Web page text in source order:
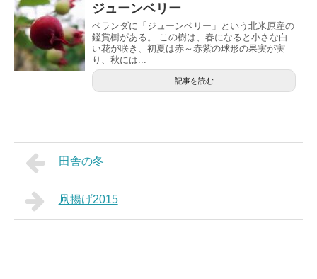
ジューンベリー
ベランダに「ジューンベリー」という北米原産の
鑑賞樹がある。 この樹は、春になると小さな白
い花が咲き、初夏は赤～赤紫の球形の果実が実
り、秋には...
記事を読む
田舎の冬
凧揚げ2015